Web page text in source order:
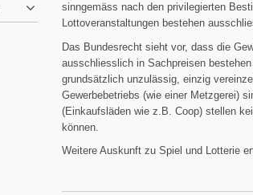
sinngemäss nach den privilegierten
Lottoveranstaltungen bestehen
Das Bundesrecht sieht vor, dass die
ausschliesslich in Sachpreisen
grundsätzlich unzulässig, einzig
Gewerbebetriebs (wie einer Metzgerei)
(Einkaufsläden wie z.B. Coop) stellen
können.
Weitere Auskunft zu Spiel und Lotterie